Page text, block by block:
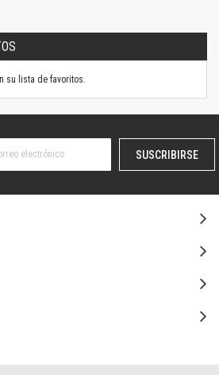
su lista de favoritos.
SUSCRIBIRSE